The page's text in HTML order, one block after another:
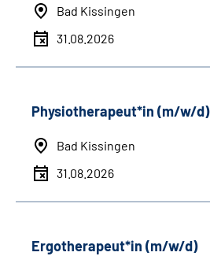
Bad Kissingen
31.08.2026
Physiotherapeut*in (m/w/d)
Bad Kissingen
31.08.2026
Ergotherapeut*in (m/w/d)